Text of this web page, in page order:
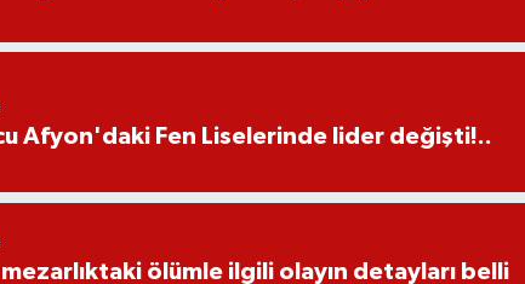
Afyon'daki Fen Liselerinde lider değişti!..
ölümle ilgili olayın detayları belli